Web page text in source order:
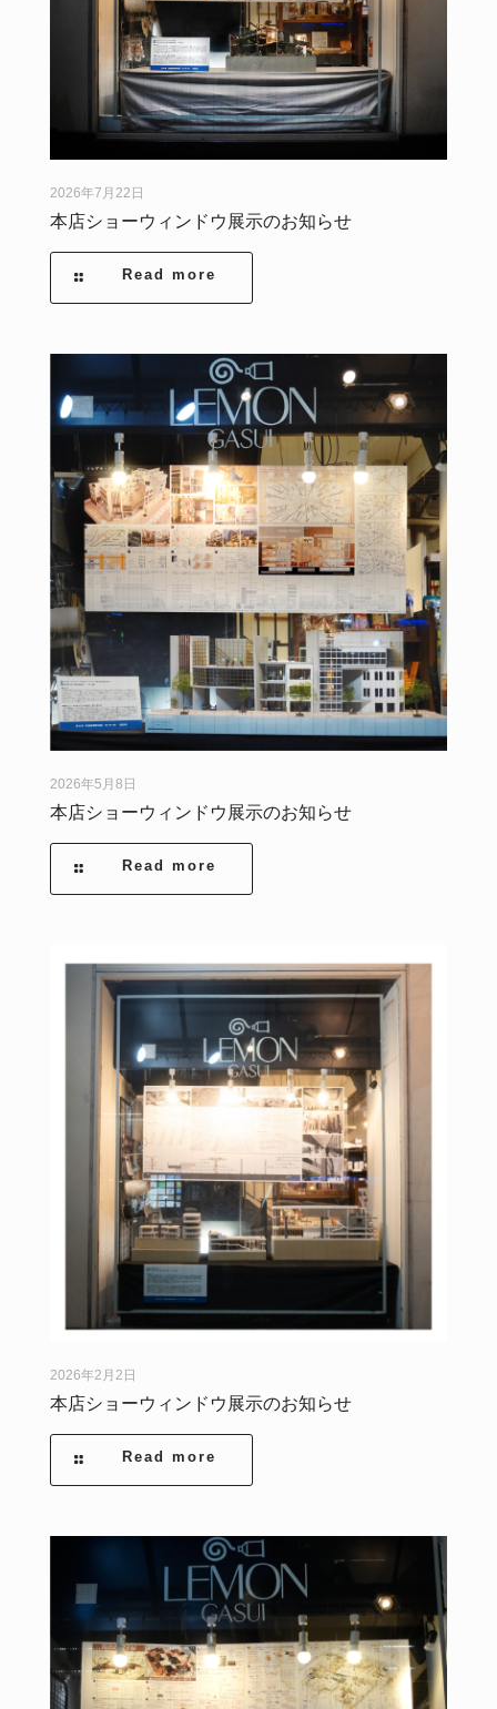
2026年7月22日
本店ショーウィンドウ展示のお知らせ
Read more
2026年5月8日
本店ショーウィンドウ展示のお知らせ
Read more
2026年2月2日
本店ショーウィンドウ展示のお知らせ
Read more